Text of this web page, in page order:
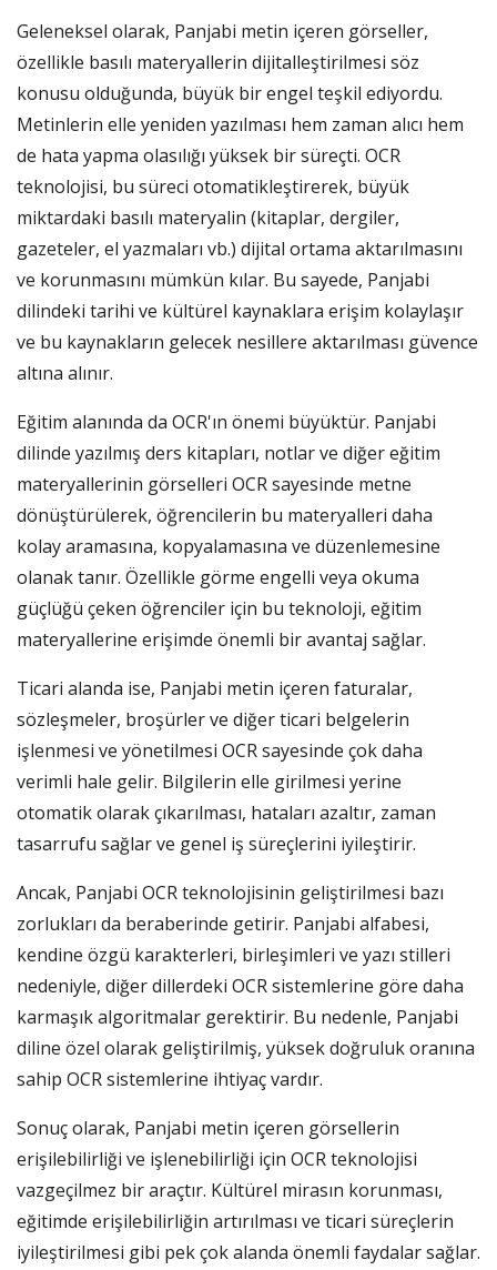
Geleneksel olarak, Panjabi metin içeren görseller,
özellikle basılı materyallerin dijitalleştirilmesi söz
konusu olduğunda, büyük bir engel teşkil ediyordu.
Metinlerin elle yeniden yazılması hem zaman alıcı hem
de hata yapma olasılığı yüksek bir süreçti. OCR
teknolojisi, bu süreci otomatikleştirerek, büyük
miktardaki basılı materyalin (kitaplar, dergiler,
gazeteler, el yazmaları vb.) dijital ortama aktarılmasını
ve korunmasını mümkün kılar. Bu sayede, Panjabi
dilindeki tarihi ve kültürel kaynaklara erişim kolaylaşır
ve bu kaynakların gelecek nesillere aktarılması güvence
altına alınır.
Eğitim alanında da OCR'ın önemi büyüktür. Panjabi
dilinde yazılmış ders kitapları, notlar ve diğer eğitim
materyallerinin görselleri OCR sayesinde metne
dönüştürülerek, öğrencilerin bu materyalleri daha
kolay aramasına, kopyalamasına ve düzenlemesine
olanak tanır. Özellikle görme engelli veya okuma
güçlüğü çeken öğrenciler için bu teknoloji, eğitim
materyallerine erişimde önemli bir avantaj sağlar.
Ticari alanda ise, Panjabi metin içeren faturalar,
sözleşmeler, broşürler ve diğer ticari belgelerin
işlenmesi ve yönetilmesi OCR sayesinde çok daha
verimli hale gelir. Bilgilerin elle girilmesi yerine
otomatik olarak çıkarılması, hataları azaltır, zaman
tasarrufu sağlar ve genel iş süreçlerini iyileştirir.
Ancak, Panjabi OCR teknolojisinin geliştirilmesi bazı
zorlukları da beraberinde getirir. Panjabi alfabesi,
kendine özgü karakterleri, birleşimleri ve yazı stilleri
nedeniyle, diğer dillerdeki OCR sistemlerine göre daha
karmaşık algoritmalar gerektirir. Bu nedenle, Panjabi
diline özel olarak geliştirilmiş, yüksek doğruluk oranına
sahip OCR sistemlerine ihtiyaç vardır.
Sonuç olarak, Panjabi metin içeren görsellerin
erişilebilirliği ve işlenebilirliği için OCR teknolojisi
vazgeçilmez bir araçtır. Kültürel mirasın korunması,
eğitimde erişilebilirliğin artırılması ve ticari süreçlerin
iyileştirilmesi gibi pek çok alanda önemli faydalar sağlar.